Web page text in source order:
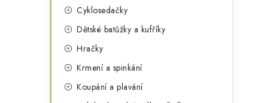
Cyklosedačky
Dětské batůžky a kufříky
Hračky
Krmení a spinkání
Koupání a plavání